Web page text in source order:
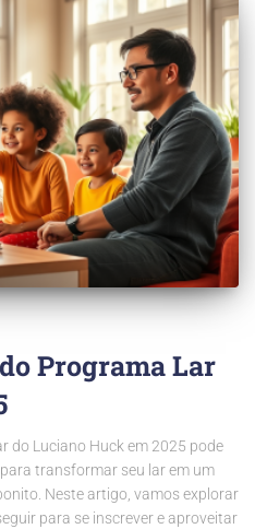
Programa Lar
do Luciano Huck em 2025 pode
transformar seu lar em um
Neste artigo, vamos explorar
para se inscrever e aproveitar